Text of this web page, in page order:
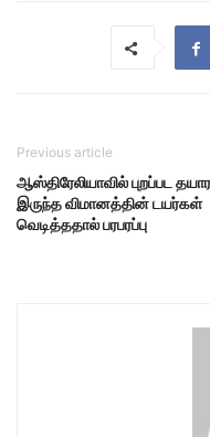
Previous article
ஆஸ்திரேலியாவில் புறப்பட
இருந்த விமானத்தின் டயர்கள்
வெடித்ததால் பரபரப்பு